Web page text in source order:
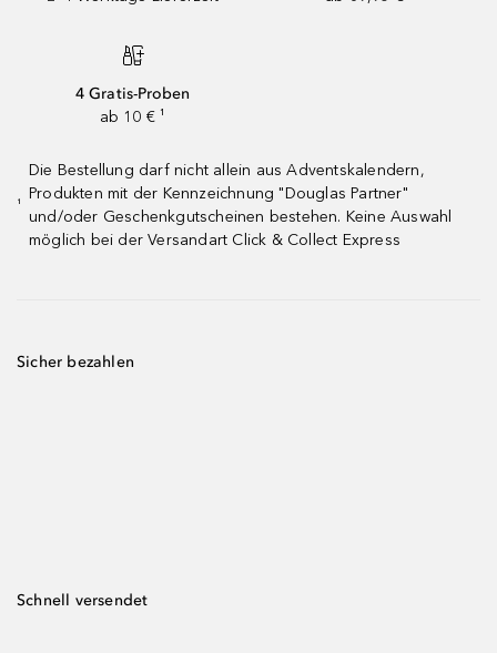
4 Gratis-Proben
ab 10 € ¹
¹
Die Bestellung darf nicht allein aus Adventskalendern,
Produkten mit der Kennzeichnung "Douglas Partner"
und/oder Geschenkgutscheinen bestehen. Keine Auswahl
möglich bei der Versandart Click & Collect Express
Sicher bezahlen
Schnell versendet